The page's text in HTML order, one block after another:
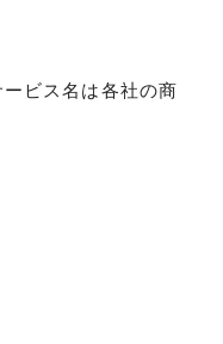
ビス名は各社の商